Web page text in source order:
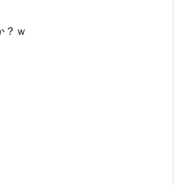
？ｗ